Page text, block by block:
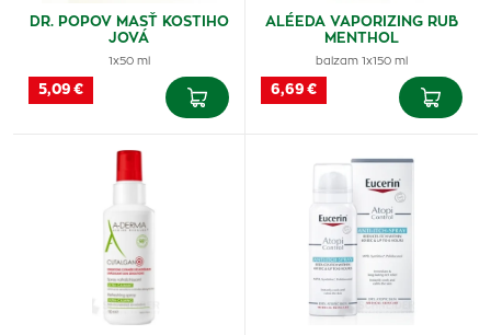
DR. POPOV MASŤ KOSTIHO
JOVÁ
1x50 ml
5,09 €
ALÉEDA VAPORIZING RUB
MENTHOL
balzam 1x150 ml
6,69 €